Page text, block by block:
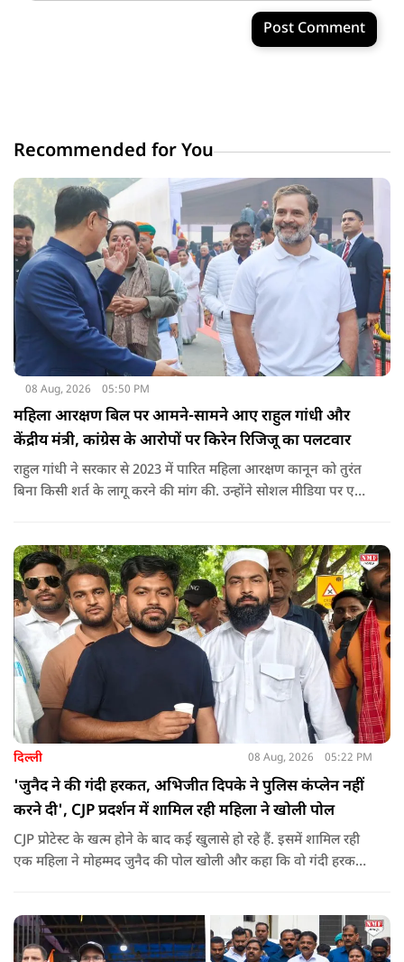
Post Comment
Recommended for You
08 Aug, 2026 05:50 PM
महिला आरक्षण बिल पर आमने-सामने आए राहुल गांधी और
केंद्रीय मंत्री, कांग्रेस के आरोपों पर किरेन रिजिजू का पलटवार
राहुल गांधी ने सरकार से 2023 में पारित महिला आरक्षण कानून को तुरंत
बिना किसी शर्त के लागू करने की मांग की. उन्होंने सोशल मीडिया पर एक
दिल्ली 08 Aug, 2026 05:22 PM
'जुनैद ने की गंदी हरकत, अभिजीत दिपके ने पुलिस कंप्लेन नहीं
करने दी', CJP प्रदर्शन में शामिल रही महिला ने खोली पोल
CJP प्रोटेस्ट के खत्म होने के बाद कई खुलासे हो रहे हैं. इसमें शामिल रही
एक महिला ने मोहम्मद जुनैद की पोल खोली और कहा कि वो गंदी हरकतें
दिया.